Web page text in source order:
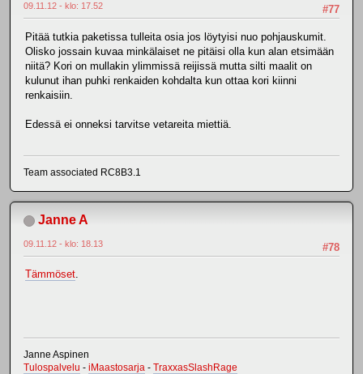
#77
09.11.12 - klo: 17.52
Pitää tutkia paketissa tulleita osia jos löytyisi nuo pohjauskumit.
Olisko jossain kuvaa minkälaiset ne pitäisi olla kun alan etsimään
niitä? Kori on mullakin ylimmissä reijissä mutta silti maalit on
kulunut ihan puhki renkaiden kohdalta kun ottaa kori kiinni
renkaisiin.
Edessä ei onneksi tarvitse vetareita miettiä.
Team associated RC8B3.1
Janne A
#78
09.11.12 - klo: 18.13
Tämmöset.
Janne Aspinen
Tulospalvelu - iMaastosarja - TraxxasSlashRage